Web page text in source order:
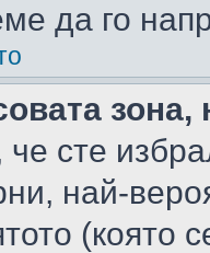
да го
че сте
най-
(която